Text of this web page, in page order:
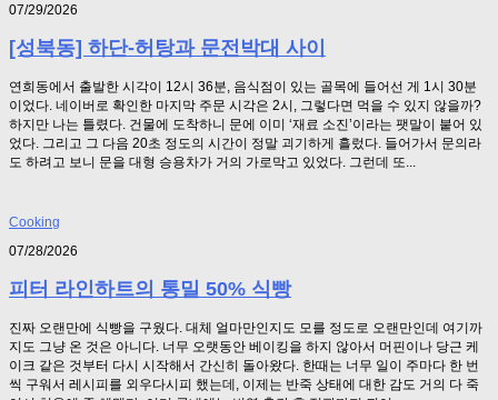
07/29/2026
[성북동] 하단-허탕과 문전박대 사이
연희동에서 출발한 시각이 12시 36분, 음식점이 있는 골목에 들어선 게 1시 30분
이었다. 네이버로 확인한 마지막 주문 시각은 2시, 그렇다면 먹을 수 있지 않을까?
하지만 나는 틀렸다. 건물에 도착하니 문에 이미 ‘재료 소진’이라는 팻말이 붙어 있
었다. 그리고 그 다음 20초 정도의 시간이 정말 괴기하게 흘렀다. 들어가서 문의라
도 하려고 보니 문을 대형 승용차가 거의 가로막고 있었다. 그런데 또...
Cooking
07/28/2026
피터 라인하트의 통밀 50% 식빵
진짜 오랜만에 식빵을 구웠다. 대체 얼마만인지도 모를 정도로 오랜만인데 여기까
지도 그냥 온 것은 아니다. 너무 오랫동안 베이킹을 하지 않아서 머핀이나 당근 케
이크 같은 것부터 다시 시작해서 간신히 돌아왔다. 한때는 너무 일이 주마다 한 번
씩 구워서 레시피를 외우다시피 했는데, 이제는 반죽 상태에 대한 감도 거의 다 죽